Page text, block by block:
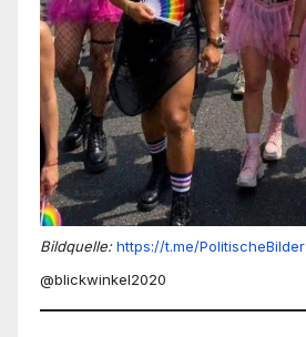
Bildquelle: https://t.me/PolitischeBilder
@blickwinkel2020